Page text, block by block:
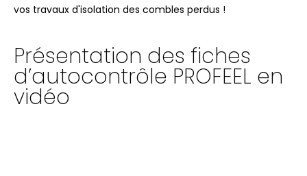
vos travaux d'isolation des combles perdus !
Présentation des fiches
d’autocontrôle PROFEEL en
vidéo